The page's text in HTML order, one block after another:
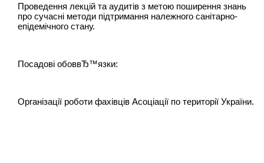
Проведення лекцій та аудитів з метою поширення знань
про сучасні методи підтримання належного санітарно-
епідемічного стану.
Посадові обоввЂ™язки:
Організації роботи фахівців Асоціації по території України.